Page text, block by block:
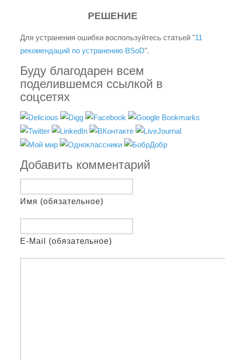
РЕШЕНИЕ
Для устранения ошибки воспользуйтесь статьей "11
рекомендаций по устранению BSoD".
Буду благодарен всем
поделившемся ссылкой в
соцсетях
Добавить комментарий
Имя (обязательное)
E-Mail (обязательное)